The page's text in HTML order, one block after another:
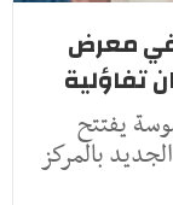
في معرض
تفاؤلية
يفتتح
بالمركز